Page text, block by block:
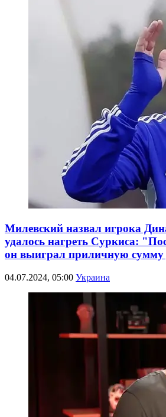
Милевский назвал игрока
удалось нагреть Суркиса:
он выиграл приличную сумму
04.07.2024, 05:00 Украина